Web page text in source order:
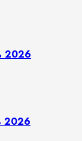
2026
2026